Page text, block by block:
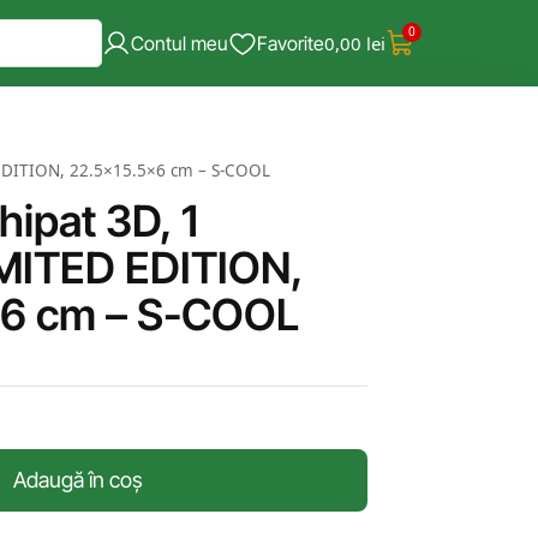
Contul meu Favorite0,00 lei 0
22.5×15.5×6 cm – S-COOL
3D, 1
EDITION,
cm – S-COOL
Adaugă în coș